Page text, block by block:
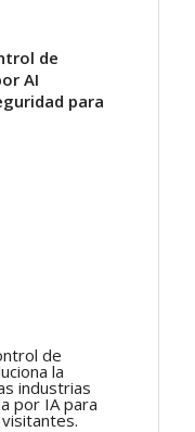
de
AI
para
de
la
industrias
por IA para